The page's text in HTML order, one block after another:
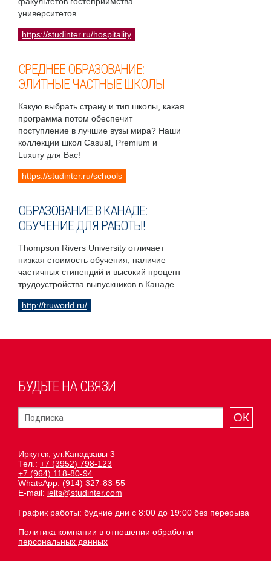
университетов.
https://studinter.ru/hospitality
СРЕДНЕЕ ОБРАЗОВАНИЕ:
ЭЛИТНЫЕ ЧАСТНЫЕ ШКОЛЫ
Какую выбрать страну и тип школы, какая
программа потом обеспечит
поступление в лучшие вузы мира? Наши
коллекции школ Casual, Premium и
Luxury для Вас!
https://studinter.ru/schools
ОБРАЗОВАНИЕ В КАНАДЕ:
ОБУЧЕНИЕ ДЛЯ РАБОТЫ!
Thompson Rivers University отличает
низкая стоимость обучения, наличие
частичных стипендий и высокий процент
трудоустройства выпускников в Канаде.
http://truworld.ru/
БУДЬТЕ НА СВЯЗИ
ОК
Иркутск, ул.Канадзавы 3
Тел.: +7 (3952) 798-123
+7 (964) 118-80-94
WhatsApp: (914) 327-83-55
E-mail: ielts@studinter.com
График работы: будние дни с 8:00 до 19:00 без перерыва
Политика компании в отношении обработки
персональных данных